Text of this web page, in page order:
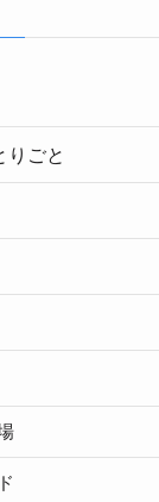
りごと